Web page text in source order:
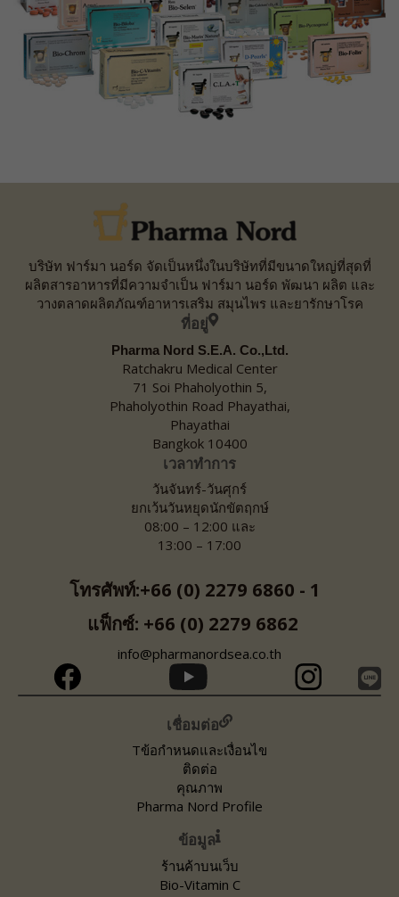
บริษัท ฟาร์มา นอร์ด จัดเป็นหนึ่งในบริษัทที่มีขนาดใหญ่ที่สุดที่
ผลิตสารอาหารที่มีความจำเป็น ฟาร์มา นอร์ด พัฒนา ผลิต และ
วางตลาดผลิตภัณฑ์อาหารเสริม สมุนไพร และยารักษาโรค
ที่อยู่
Pharma Nord S.E.A. Co.,Ltd.
Ratchakru Medical Center
71 Soi Phaholyothin 5,
Phaholyothin Road Phayathai,
Phayathai
Bangkok 10400
เวลาทำการ
วันจันทร์-วันศุกร์
ยกเว้นวันหยุดนักขัตฤกษ์
08:00 – 12:00 และ
13:00 – 17:00
โทรศัพท์:+66 (0) 2279 6860 - 1
แฟ็กซ์: +66 (0) 2279 6862
info@pharmanordsea.co.th
เชื่อมต่อ
Tข้อกำหนดและเงื่อนไข
ติดต่อ
คุณภาพ
Pharma Nord Profile
ข้อมูล
ร้านค้าบนเว็บ
Bio-Vitamin C